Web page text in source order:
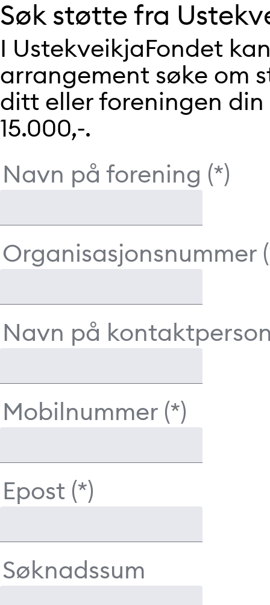
Søk støtte fra
I UstekveikjaFondet
arrangement søke om
ditt eller foreningen
15.000,-.
Navn på forening
Organisasjonsnummer
Navn på
Mobilnummer
Epost
Søknadssum